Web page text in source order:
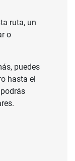
ruta, un
o
puedes
hasta el